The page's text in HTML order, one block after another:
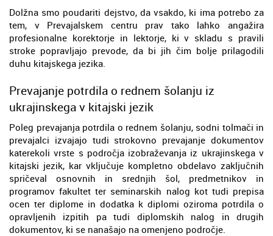
Dolžna smo poudariti dejstvo, da vsakdo, ki ima potrebo za
tem, v Prevajalskem centru prav tako lahko angažira
profesionalne korektorje in lektorje, ki v skladu s pravili
stroke popravljajo prevode, da bi jih čim bolje prilagodili
duhu kitajskega jezika.
Prevajanje potrdila o rednem šolanju iz
ukrajinskega v kitajski jezik
Poleg prevajanja potrdila o rednem šolanju, sodni tolmači in
prevajalci izvajajo tudi strokovno prevajanje dokumentov
katerekoli vrste s področja izobraževanja iz ukrajinskega v
kitajski jezik, kar vključuje kompletno obdelavo zaključnih
spričeval osnovnih in srednjih šol, predmetnikov in
programov fakultet ter seminarskih nalog kot tudi prepisa
ocen ter diplome in dodatka k diplomi oziroma potrdila o
opravljenih izpitih pa tudi diplomskih nalog in drugih
dokumentov, ki se nanašajo na omenjeno področje.